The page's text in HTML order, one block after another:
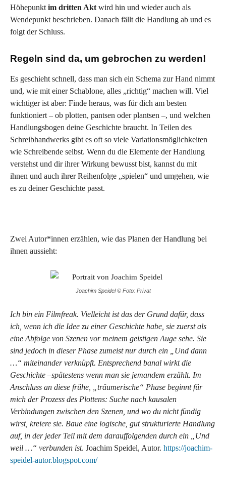
Höhepunkt im dritten Akt wird hin und wieder auch als
Wendepunkt beschrieben. Danach fällt die Handlung ab und es
folgt der Schluss.
Regeln sind da, um gebrochen zu werden!
Es geschieht schnell, dass man sich ein Schema zur Hand nimmt
und, wie mit einer Schablone, alles „richtig“ machen will. Viel
wichtiger ist aber: Finde heraus, was für dich am besten
funktioniert – ob plotten, pantsen oder plantsen –, und welchen
Handlungsbogen deine Geschichte braucht. In Teilen des
Schreibhandwerks gibt es oft so viele Variationsmöglichkeiten
wie Schreibende selbst. Wenn du die Elemente der Handlung
verstehst und dir ihrer Wirkung bewusst bist, kannst du mit
ihnen und auch ihrer Reihenfolge „spielen“ und umgehen, wie
es zu deiner Geschichte passt.
Zwei Autor*innen erzählen, wie das Planen der Handlung bei
ihnen aussieht:
Joachim Speidel © Foto: Privat
Ich bin ein Filmfreak. Vielleicht ist das der Grund dafür, dass
ich, wenn ich die Idee zu einer Geschichte habe, sie zuerst als
eine Abfolge von Szenen vor meinem geistigen Auge sehe. Sie
sind jedoch in dieser Phase zumeist nur durch ein „Und dann
…“ miteinander verknüpft. Entsprechend banal wirkt die
Geschichte –spätestens wenn man sie jemandem erzählt. Im
Anschluss an diese frühe,
„träumerische“ Phase beginnt für
mich der Prozess des Plottens: Suche nach kausalen
Verbindungen zwischen den Szenen, und wo du nicht fündig
wirst, kreiere sie. Baue eine logische, gut strukturierte Handlung
auf, in der jeder Teil mit dem darauffolgenden durch ein „Und
weil …“ verbunden ist. Joachim Speidel, Autor. https://joachim-
speidel-autor.blogspot.com/